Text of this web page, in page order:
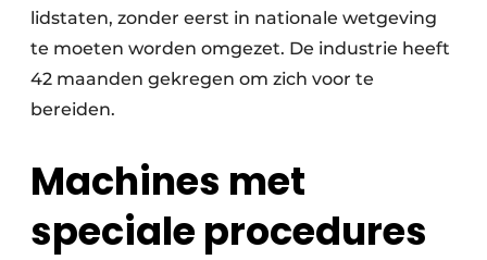
lidstaten, zonder eerst in nationale wetgeving
te moeten worden omgezet. De industrie heeft
42 maanden gekregen om zich voor te
bereiden.
Machines met
speciale procedures